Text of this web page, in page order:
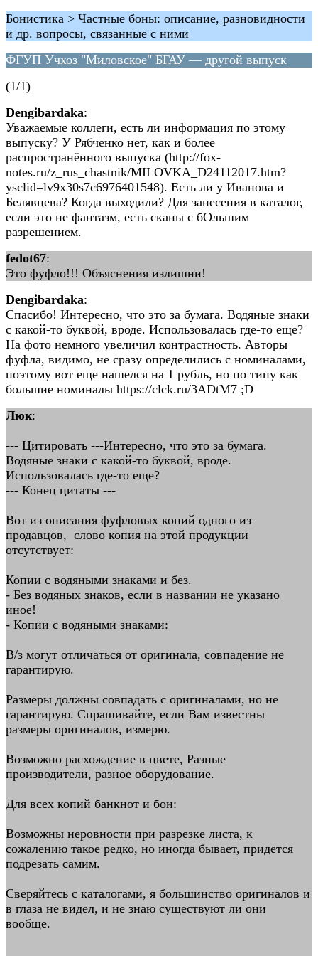
Бонистика > Частные боны: описание, разновидности
и др. вопросы, связанные с ними
ФГУП Учхоз "Миловское" БГАУ — другой выпуск
(1/1)
Dengibardaka:
Уважаемые коллеги, есть ли информация по этому
выпуску? У Рябченко нет, как и более
распространённого выпуска (http://fox-
notes.ru/z_rus_chastnik/MILOVKA_D24112017.htm?
ysclid=lv9x30s7c6976401548). Есть ли у Иванова и
Белявцева? Когда выходили? Для занесения в каталог,
если это не фантазм, есть сканы с бОльшим
разрешением.
fedot67:
Это фуфло!!! Объяснения излишни!
Dengibardaka:
Спасибо! Интересно, что это за бумага. Водяные знаки
с какой-то буквой, вроде. Использовалась где-то еще?
На фото немного увеличил контрастность. Авторы
фуфла, видимо, не сразу определились с номиналами,
поэтому вот еще нашелся на 1 рубль, но по типу как
большие номиналы https://clck.ru/3ADtM7 ;D
Люк:
--- Цитировать ---Интересно, что это за бумага.
Водяные знаки с какой-то буквой, вроде.
Использовалась где-то еще?
--- Конец цитаты ---
Вот из описания фуфловых копий одного из
продавцов, слово копия на этой продукции
отсутствует:
Копии с водяными знаками и без.
- Без водяныx знаков, если в названии не указано
иное!
- Копии с водяными знаками:
В/з могут отличаться от оригинала, совпадение не
гарантирую.
Размеры должны совпадать с оригиналами, но не
гарантирую. Спрашивайте, если Вам известны
размеры оригиналов, измерю.
Возможно расхождение в цвете, Разные
производители, разное оборудование.
Для всеx копий банкнот и бон:
Возможны неровности при разрезке листа, к
сожалению такое редко, но иногда бывает, придется
подрезать самим.
Сверяйтесь с каталогами, я большинство оригиналов и
в глаза не видел, и не знаю существуют ли они
вообще.